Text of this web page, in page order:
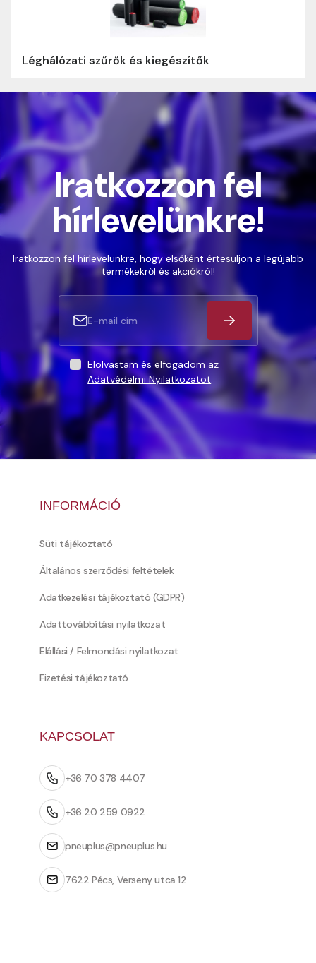
Léghálózati szűrők és kiegészítők
Iratkozzon fel
hírlevelünkre!
Iratkozzon fel hírlevelünkre, hogy elsőként értesüljön a legújabb
termékekről és akciókról!
Elolvastam és elfogadom az
Adatvédelmi Nyilatkozatot.
INFORMÁCIÓ
Süti tájékoztató
Általános szerződési feltételek
Adatkezelési tájékoztató (GDPR)
Adattovábbítási nyilatkozat
Elállási / Felmondási nyilatkozat
Fizetési tájékoztató
KAPCSOLAT
+36 70 378 4407
+36 20 259 0922
pneuplus@pneuplus.hu
7622 Pécs, Verseny utca 12.